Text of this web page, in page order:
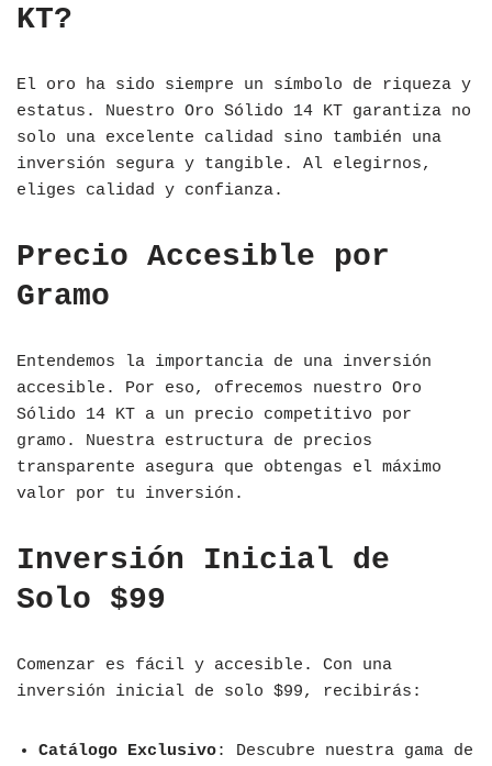
KT?
El oro ha sido siempre un símbolo de riqueza y
estatus. Nuestro Oro Sólido 14 KT garantiza no
solo una excelente calidad sino también una
inversión segura y tangible. Al elegirnos,
eliges calidad y confianza.
Precio Accesible por
Gramo
Entendemos la importancia de una inversión
accesible. Por eso, ofrecemos nuestro Oro
Sólido 14 KT a un precio competitivo por
gramo. Nuestra estructura de precios
transparente asegura que obtengas el máximo
valor por tu inversión.
Inversión Inicial de
Solo $99
Comenzar es fácil y accesible. Con una
inversión inicial de solo $99, recibirás:
Catálogo Exclusivo: Descubre nuestra gama de